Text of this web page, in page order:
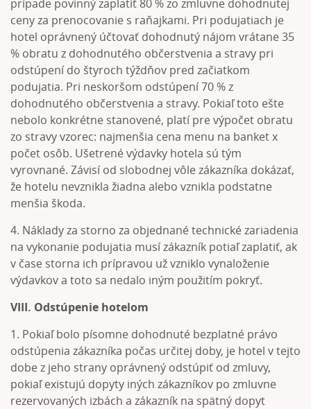
prípade povinný zaplatiť 80 % zo zmluvne dohodnutej
ceny za prenocovanie s raňajkami. Pri podujatiach je
hotel oprávnený účtovať dohodnutý nájom vrátane 35
% obratu z dohodnutého občerstvenia a stravy pri
odstúpení do štyroch týždňov pred začiatkom
podujatia. Pri neskoršom odstúpení 70 % z
dohodnutého občerstvenia a stravy. Pokiaľ toto ešte
nebolo konkrétne stanovené, platí pre výpočet obratu
zo stravy vzorec: najmenšia cena menu na banket x
počet osôb. Ušetrené výdavky hotela sú tým
vyrovnané. Závisí od slobodnej vôle zákazníka dokázať,
že hotelu nevznikla žiadna alebo vznikla podstatne
menšia škoda.
4. Náklady za storno za objednané technické zariadenia
na vykonanie podujatia musí zákazník potiaľ zaplatiť, ak
v čase storna ich prípravou už vzniklo vynaloženie
výdavkov a toto sa nedalo iným použitím pokryť.
VIII. Odstúpenie hotelom
1. Pokiaľ bolo písomne dohodnuté bezplatné právo
odstúpenia zákazníka počas určitej doby, je hotel v tejto
dobe z jeho strany oprávnený odstúpiť od zmluvy,
pokiaľ existujú dopyty iných zákazníkov po zmluvne
rezervovaných izbách a zákazník na spätný dopyt